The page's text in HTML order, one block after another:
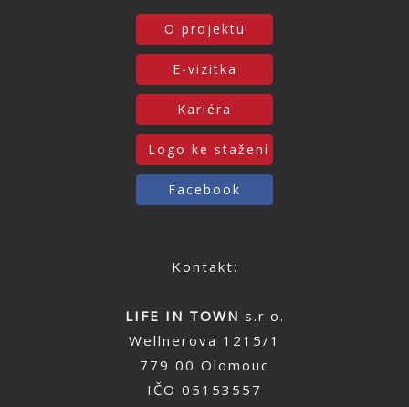
O projektu
E-vizitka
Kariéra
Logo ke stažení
Facebook
Kontakt:
LIFE IN TOWN s.r.o.
Wellnerova 1215/1
779 00 Olomouc
IČO 05153557